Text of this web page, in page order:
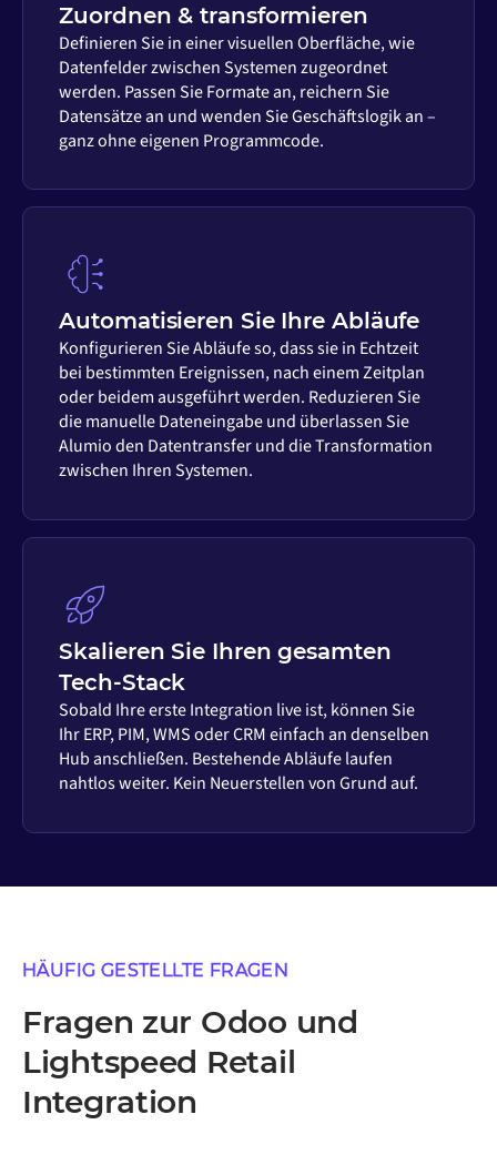
Zuordnen & transformieren
Definieren Sie in einer visuellen Oberfläche, wie
Datenfelder zwischen Systemen zugeordnet
werden. Passen Sie Formate an, reichern Sie
Datensätze an und wenden Sie Geschäftslogik an –
ganz ohne eigenen Programmcode.
Automatisieren Sie Ihre Abläufe
Konfigurieren Sie Abläufe so, dass sie in Echtzeit
bei bestimmten Ereignissen, nach einem Zeitplan
oder beidem ausgeführt werden. Reduzieren Sie
die manuelle Dateneingabe und überlassen Sie
Alumio den Datentransfer und die Transformation
zwischen Ihren Systemen.
Skalieren Sie Ihren gesamten
Tech-Stack
Sobald Ihre erste Integration live ist, können Sie
Ihr ERP, PIM, WMS oder CRM einfach an denselben
Hub anschließen. Bestehende Abläufe laufen
nahtlos weiter. Kein Neuerstellen von Grund auf.
HÄUFIG GESTELLTE FRAGEN
Fragen zur Odoo und
Lightspeed Retail
Integration